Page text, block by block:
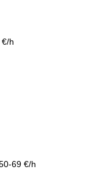
h
69 €/h